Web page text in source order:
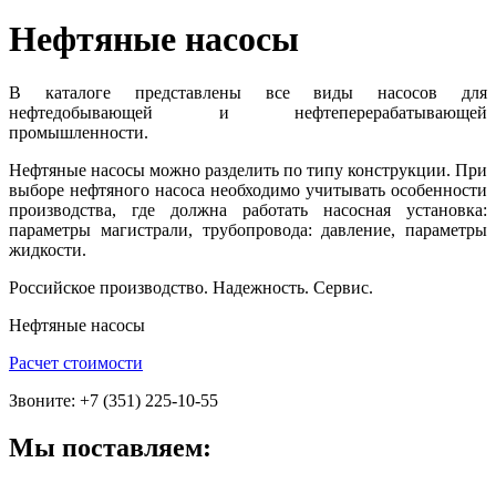
Нефтяные насосы
В каталоге представлены все виды насосов для
нефтедобывающей и нефтеперерабатывающей
промышленности.
Нефтяные насосы можно разделить по типу конструкции. При
выборе нефтяного насоса необходимо учитывать особенности
производства, где должна работать насосная установка:
параметры магистрали, трубопровода: давление, параметры
жидкости.
Российское производство. Надежность. Сервис.
Нефтяные насосы
Расчет стоимости
Звоните: +7 (351) 225-10-55
Мы поставляем: